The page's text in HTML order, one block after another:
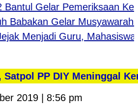
Gelar Pemeriksaan
Gelar Musyawarah
Menjadi Guru, Mahasiswa
PP DIY Meninggal
2019 | 8:56 pm